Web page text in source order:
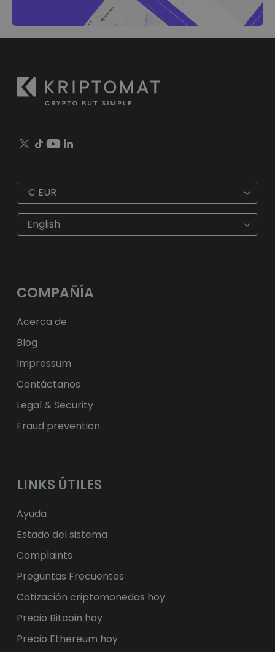
€ EUR
€ EUR
$ USD
ft HUF
zł PLN
fr. CHF
English
COMPAÑÍA
Acerca de
Blog
Impressum
Contáctanos
Legal & Security
Fraud prevention
LINKS ÚTILES
Ayuda
Estado del sistema
Complaints
Preguntas Frecuentes
Cotización criptomonedas hoy
Precio Bitcoin hoy
Precio Ethereum hoy